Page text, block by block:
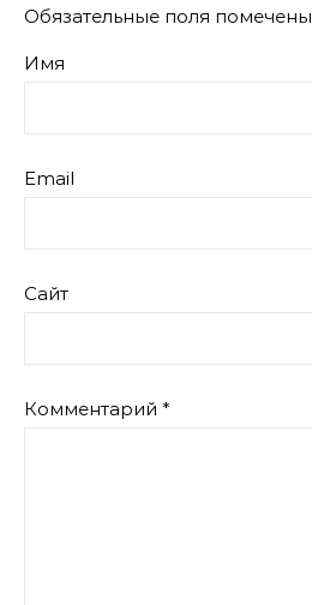
Обязательные поля помечены
Имя
Email
Сайт
Комментарий *